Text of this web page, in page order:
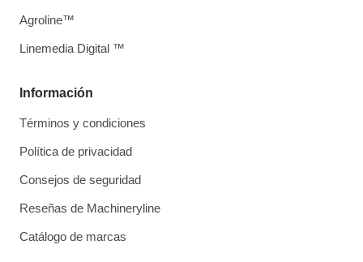
Información
Términos y condiciones
Política de privacidad
Consejos de seguridad
Reseñas de Machineryline
Catálogo de marcas
Agroline™
Linemedia Digital ™